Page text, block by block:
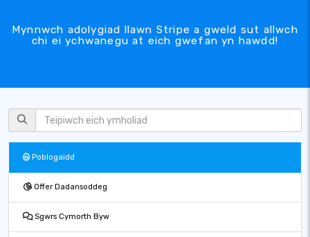
Mynnwch adolygiad llawn Stripe a gweld sut allwch
chi ei ychwanegu at eich gwefan yn hawdd!
Poblogaidd
Offer Dadansoddeg
Sgwrs Cymorth Byw